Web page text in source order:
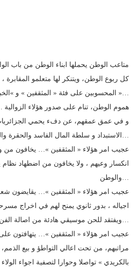
متاعب الوطن يحملها ابناء الوطن من باب
كل ربوع الوطن، ويتنكر لها متعلمو المقابرة
المحسوبين على فئة « المثقفين » و »الخبراء » و »النخب »…
هموم الوطن، تنام على صدور هؤلاء
و في عمق عمقهم، عن دفء يحمي
الاستبداد و سلطة المال الفاسد والحقرة والعفن…
عجيب امر هؤلاء « المثقفين »… يخافون
انكسار وعيهم ، ولا يخافون من اضطهاد
والوطن…
عجيب امر هؤلاء « المثقفين »… يقايضون
اجياله ، بدور ثانوي يمنح لهم في اخراج
ويفتقد للحن موسيقي هادئة من اصالة الفن…
عجيب امر هؤلاء « المثقفين »… يتهافتون
مراتبهم، من تحت اعالي التواطؤ و بيع
بالكريدي » تواصلا وحوارا لتصفية اجواء